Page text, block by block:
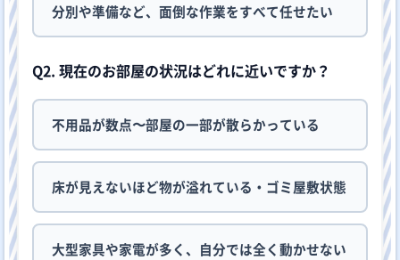
分別や準備など、面倒な作業をすべて任せたい
Q2. 現在のお部屋の状況はどれに近いですか？
不用品が数点〜部屋の一部が散らかっている
床が見えないほど物が溢れている・ゴミ屋敷状態
大型家具や家電が多く、自分では全く動かせない